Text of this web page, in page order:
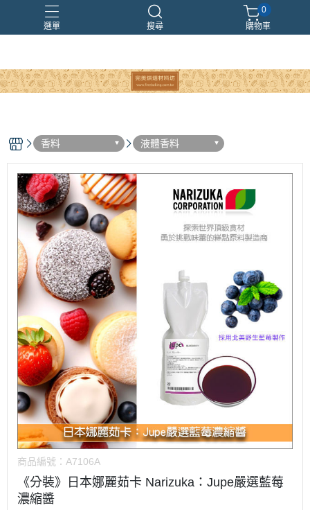
選單 搜尋
0
購物車
香料 液體香料
商品編號： A7106A
《分裝》日本娜麗茹卡 Narizuka：Jupe嚴選藍莓
濃縮醬